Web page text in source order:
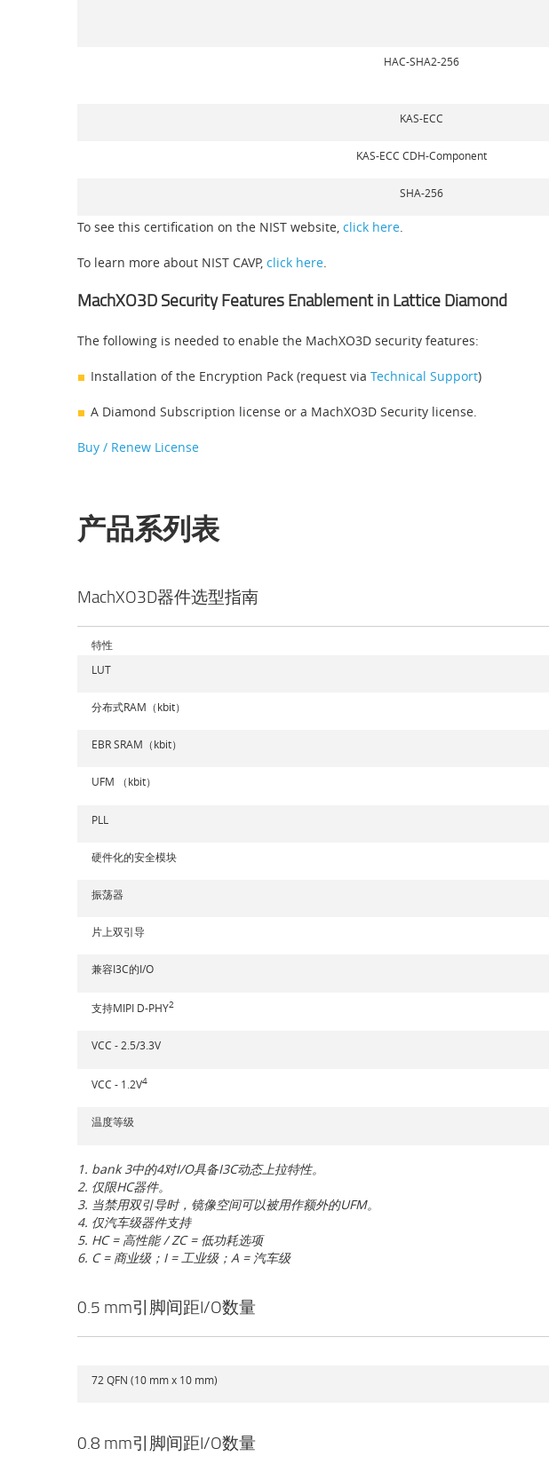
HAC-SHA2-256
KAS-ECC
KAS-ECC CDH-Component
SHA-256
To see this certification on the NIST website, click here.
To learn more about NIST CAVP, click here.
MachXO3D Security Features Enablement in Lattice Diamond
The following is needed to enable the MachXO3D security features:
Installation of the Encryption Pack (request via Technical Support)
A Diamond Subscription license or a MachXO3D Security license.
Buy / Renew License
产品系列表
MachXO3D器件选型指南
特性
LUT
分布式RAM（kbit）
EBR SRAM（kbit）
UFM （kbit）
PLL
硬件化的安全模块
振荡器
片上双引导
兼容I3C的I/O
支持MIPI D-PHY2
VCC - 2.5/3.3V
VCC - 1.2V4
温度等级
1. bank 3中的4对I/O具备I3C动态上拉特性。
2. 仅限HC器件。
3. 当禁用双引导时，镜像空间可以被用作额外的UFM。
4. 仅汽车级器件支持
5. HC = 高性能 / ZC = 低功耗选项
6. C = 商业级；I = 工业级；A = 汽车级
0.5 mm引脚间距I/O数量
72 QFN (10 mm x 10 mm)
0.8 mm引脚间距I/O数量